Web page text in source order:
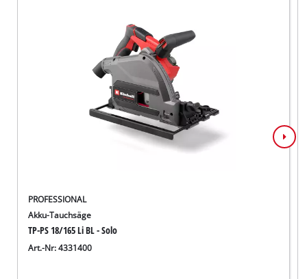
PROFESSIONAL
Akku-Tauchsäge
TP-PS 18/165 Li BL - Solo
Art.-Nr: 4331400